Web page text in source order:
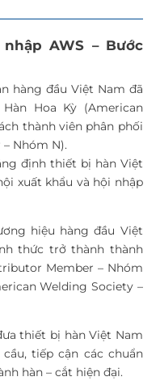
AWS – Bước
hàng đầu Việt Nam đã
Hoa Kỳ (American
thành viên phân phối
Nhóm N).
định thiết bị hàn Việt
xuất khẩu và hội nhập
hiệu hàng đầu Việt
thức trở thành thành
Member – Nhóm
Welding Society –
thiết bị hàn Việt Nam
tiếp cận các chuẩn
hàn – cắt hiện đại.